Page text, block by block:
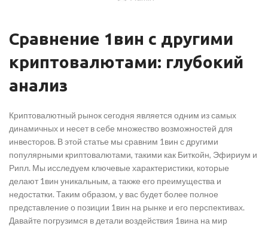
Сравнение 1вин с другими
криптовалютами: глубокий
анализ
Криптовалютный рынок сегодня является одним из самых
динамичных и несет в себе множество возможностей для
инвесторов. В этой статье мы сравним 1вин с другими
популярными криптовалютами, такими как Биткойн, Эфириум и
Рипл. Мы исследуем ключевые характеристики, которые
делают 1вин уникальным, а также его преимущества и
недостатки. Таким образом, у вас будет более полное
представление о позиции 1вин на рынке и его перспективах.
Давайте погрузимся в детали воздействия 1вина на мир